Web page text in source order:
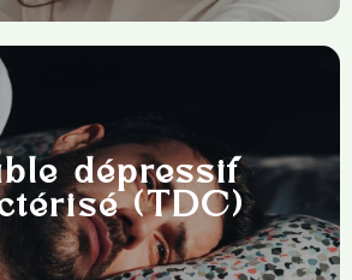
psychique marqué par une
une perte d’élan vital et une
impactant le quotidien.
dépressif
(TDC)